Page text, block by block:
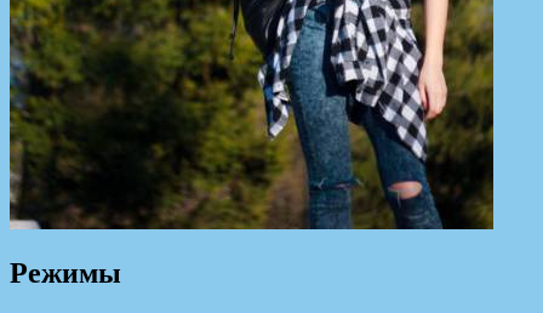
Режимы